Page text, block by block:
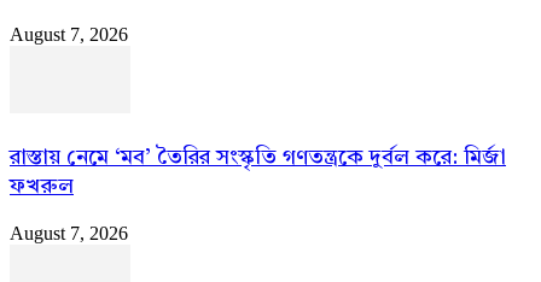
August 7, 2026
রাস্তায় নেমে ‘মব’ তৈরির সংস্কৃতি গণতন্ত্রকে দুর্বল করে: মির্জা
ফখরুল
August 7, 2026